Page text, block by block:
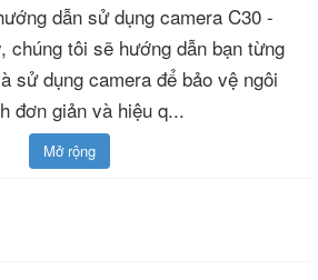
dẫn sử dụng camera C30 -
chúng tôi sẽ hướng dẫn bạn từng
sử dụng camera để bảo vệ ngôi
đơn giản và hiệu q...
Mở rộng